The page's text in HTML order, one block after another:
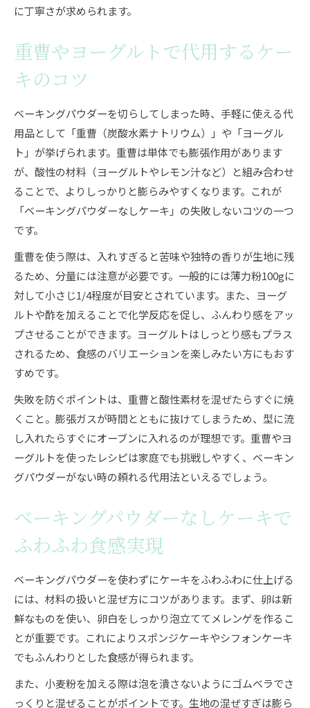
に丁寧さが求められます。
重曹やヨーグルトで代用するケー
キのコツ
ベーキングパウダーを切らしてしまった時、手軽に使える代
用品として「重曹（炭酸水素ナトリウム）」や「ヨーグル
ト」が挙げられます。重曹は単体でも膨張作用があります
が、酸性の材料（ヨーグルトやレモン汁など）と組み合わせ
ることで、よりしっかりと膨らみやすくなります。これが
「ベーキングパウダーなしケーキ」の失敗しないコツの一つ
です。
重曹を使う際は、入れすぎると苦味や独特の香りが生地に残
るため、分量には注意が必要です。一般的には薄力粉100gに
対して小さじ1/4程度が目安とされています。また、ヨーグ
ルトや酢を加えることで化学反応を促し、ふんわり感をアッ
プさせることができます。ヨーグルトはしっとり感もプラス
されるため、食感のバリエーションを楽しみたい方にもおす
すめです。
失敗を防ぐポイントは、重曹と酸性素材を混ぜたらすぐに焼
くこと。膨張ガスが時間とともに抜けてしまうため、型に流
し入れたらすぐにオーブンに入れるのが理想です。重曹やヨ
ーグルトを使ったレシピは家庭でも挑戦しやすく、ベーキン
グパウダーがない時の頼れる代用法といえるでしょう。
ベーキングパウダーなしケーキで
ふわふわ食感実現
ベーキングパウダーを使わずにケーキをふわふわに仕上げる
には、材料の扱いと混ぜ方にコツがあります。まず、卵は新
鮮なものを使い、卵白をしっかり泡立ててメレンゲを作るこ
とが重要です。これによりスポンジケーキやシフォンケーキ
でもふんわりとした食感が得られます。
また、小麦粉を加える際は泡を潰さないようにゴムベラでさ
っくりと混ぜることがポイントです。生地の混ぜすぎは膨ら